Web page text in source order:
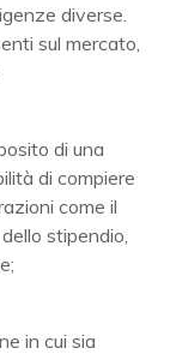
diverse.
sul mercato,
di una
di compiere
come il
stipendio,
in cui sia